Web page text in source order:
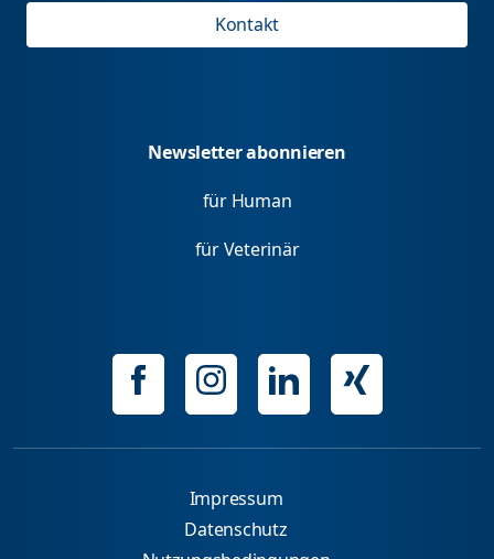
Kontakt
Newsletter abonnieren
für Human
für Veterinär
Impressum
Datenschutz